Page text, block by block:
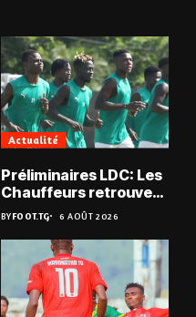
Actualité
Préliminaires LDC: Les
Chauffeurs retrouvent
les Mimos
BYFOOT.TG 6 AOÛT 2026